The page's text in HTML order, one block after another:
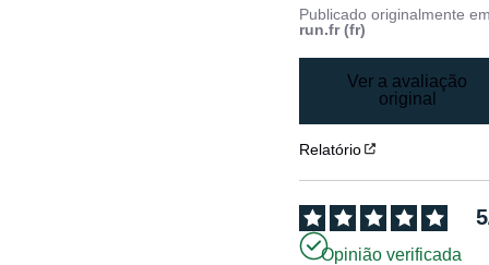
Publicado originalmente
run.fr (fr)
Ver a avaliação
original
Relatório
5
Opinião verificada